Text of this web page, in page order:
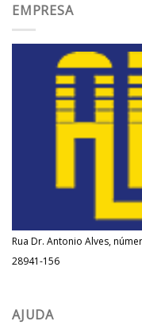
EMPRESA
Rua Dr. Antonio Alves,
28941-156
AJUDA